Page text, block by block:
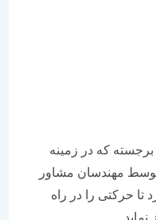
که در زمينه
مشاور
را در راه